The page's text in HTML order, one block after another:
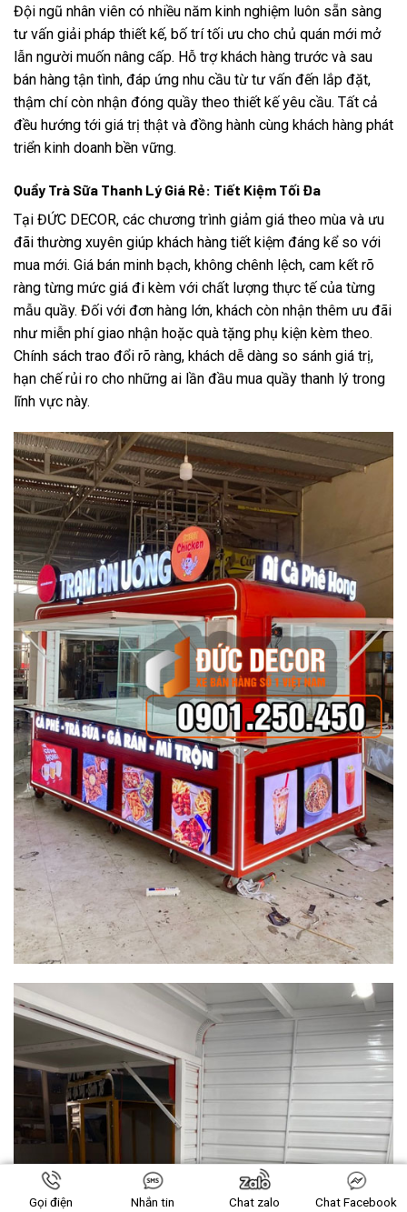
Đội ngũ nhân viên có nhiều năm kinh nghiệm luôn sẵn sàng
tư vấn giải pháp thiết kế, bố trí tối ưu cho chủ quán mới mở
lẫn người muốn nâng cấp. Hỗ trợ khách hàng trước và sau
bán hàng tận tình, đáp ứng nhu cầu từ tư vấn đến lắp đặt,
thậm chí còn nhận đóng quầy theo thiết kế yêu cầu. Tất cả
đều hướng tới giá trị thật và đồng hành cùng khách hàng phát
triển kinh doanh bền vững.
Quầy Trà Sữa Thanh Lý Giá Rẻ: Tiết Kiệm Tối Đa
Tại ĐỨC DECOR, các chương trình giảm giá theo mùa và ưu
đãi thường xuyên giúp khách hàng tiết kiệm đáng kể so với
mua mới. Giá bán minh bạch, không chênh lệch, cam kết rõ
ràng từng mức giá đi kèm với chất lượng thực tế của từng
mẫu quầy. Đối với đơn hàng lớn, khách còn nhận thêm ưu đãi
như miễn phí giao nhận hoặc quà tặng phụ kiện kèm theo.
Chính sách trao đổi rõ ràng, khách dễ dàng so sánh giá trị,
hạn chế rủi ro cho những ai lần đầu mua quầy thanh lý trong
lĩnh vực này.
Gọi điện Nhắn tin Chat zalo Chat Facebook